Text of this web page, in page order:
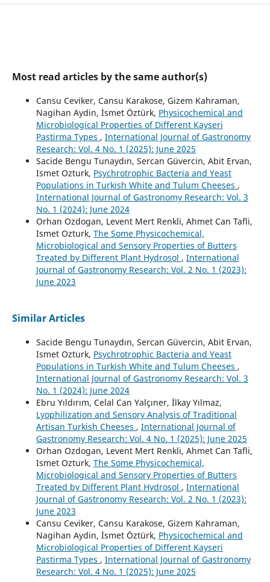
Most read articles by the same author(s)
Cansu Ceviker, Cansu Karakose, Gizem Kahraman,
Nagihan Aydin, İsmet Öztürk, Physicochemical and
Microbiological Properties of Different Kayseri
Pastirma Types , International Journal of Gastronomy
Research: Vol. 4 No. 1 (2025): June 2025
Sacide Bengu Tunaydın, Sercan Güvercin, Abit Ervan,
Ismet Ozturk, Psychrotrophic Bacteria and Yeast
Populations in Turkish White and Tulum Cheeses ,
International Journal of Gastronomy Research: Vol. 3
No. 1 (2024): June 2024
Orhan Ozdogan, Levent Mert Renkli, Ahmet Can Tafli,
Ismet Ozturk, The Some Physicochemical,
Microbiological and Sensory Properties of Butters
Treated by Different Plant Hydrosol , International
Journal of Gastronomy Research: Vol. 2 No. 1 (2023):
June 2023
Similar Articles
Sacide Bengu Tunaydın, Sercan Güvercin, Abit Ervan,
Ismet Ozturk, Psychrotrophic Bacteria and Yeast
Populations in Turkish White and Tulum Cheeses ,
International Journal of Gastronomy Research: Vol. 3
No. 1 (2024): June 2024
Ebru Yıldırım, Celal Can Yalçıner, İlkay Yılmaz,
Lyophilization and Sensory Analysis of Traditional
Artisan Turkish Cheeses , International Journal of
Gastronomy Research: Vol. 4 No. 1 (2025): June 2025
Orhan Ozdogan, Levent Mert Renkli, Ahmet Can Tafli,
Ismet Ozturk, The Some Physicochemical,
Microbiological and Sensory Properties of Butters
Treated by Different Plant Hydrosol , International
Journal of Gastronomy Research: Vol. 2 No. 1 (2023):
June 2023
Cansu Ceviker, Cansu Karakose, Gizem Kahraman,
Nagihan Aydin, İsmet Öztürk, Physicochemical and
Microbiological Properties of Different Kayseri
Pastirma Types , International Journal of Gastronomy
Research: Vol. 4 No. 1 (2025): June 2025